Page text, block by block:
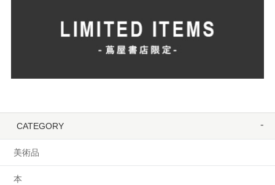
CATEGORY
美術品
本